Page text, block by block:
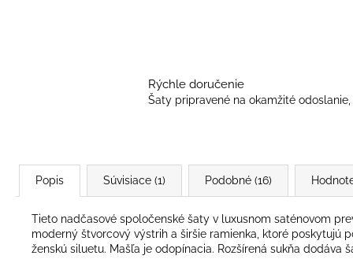
Rýchle doručenie
Šaty pripravené na okamžité
Popis Súvisiace (1) Podobné (16)
Tieto nadčasové spoločenské šaty v luxusnom saténovom
moderný štvorcový výstrih a širšie ramienka, ktoré poskytujú
ženskú siluetu. Mašľa je odopínacia. Rozšírená sukňa